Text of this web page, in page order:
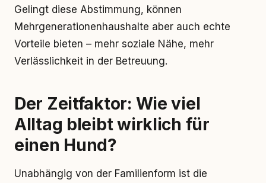
Gelingt diese Abstimmung, können
Mehrgenerationenhaushalte aber auch echte
Vorteile bieten – mehr soziale Nähe, mehr
Verlässlichkeit in der Betreuung.
Der Zeitfaktor: Wie viel
Alltag bleibt wirklich für
einen Hund?
Unabhängig von der Familienform ist die